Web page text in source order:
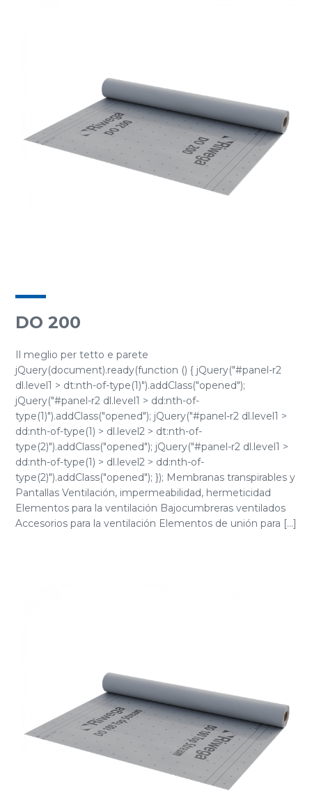
DO 200
Il meglio per tetto e parete
jQuery(document).ready(function () { jQuery("#panel-r2
dl.level1 > dt:nth-of-type(1)").addClass("opened");
jQuery("#panel-r2 dl.level1 > dd:nth-of-
type(1)").addClass("opened"); jQuery("#panel-r2 dl.level1 >
dd:nth-of-type(1) > dl.level2 > dt:nth-of-
type(2)").addClass("opened"); jQuery("#panel-r2 dl.level1 >
dd:nth-of-type(1) > dl.level2 > dd:nth-of-
type(2)").addClass("opened"); }); Membranas transpirables y
Pantallas Ventilación, impermeabilidad, hermeticidad
Elementos para la ventilación Bajocumbreras ventilados
Accesorios para la ventilación Elementos de unión para [...]